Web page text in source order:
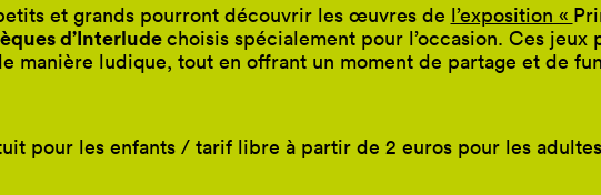
et grands pourront découvrir les œuvresde l’exposition «
d’Interludechoisis spécialement pour l’occasion. Ces
manière ludique, tout en offrant un moment de partage et de fun
pour les enfants / tarif libre à partir de 2 euros pour les adultes